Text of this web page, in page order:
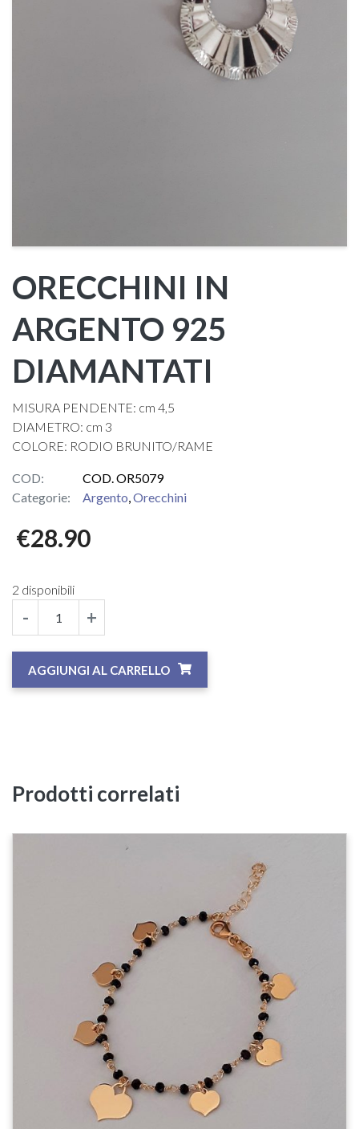
ORECCHINI IN
ARGENTO 925
DIAMANTATI
MISURA PENDENTE: cm 4,5
DIAMETRO: cm 3
COLORE: RODIO BRUNITO/RAME
COD:
COD. OR5079
Categorie:
Argento,Orecchini
€28.90
2 disponibili
- +
AGGIUNGI AL CARRELLO
Prodotti correlati